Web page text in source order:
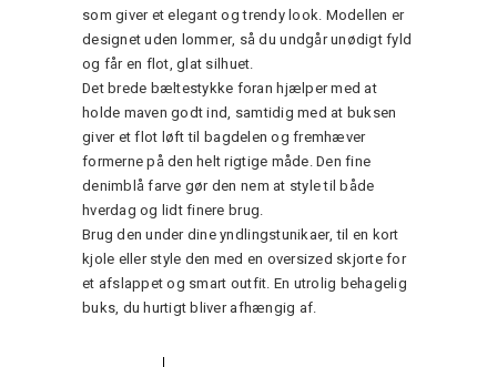
som giver et elegant og trendy look. Modellen er
designet uden lommer, så du undgår unødigt fyld
og får en flot, glat silhuet.
Det brede bæltestykke foran hjælper med at
holde maven godt ind, samtidig med at buksen
giver et flot løft til bagdelen og fremhæver
formerne på den helt rigtige måde. Den fine
denimblå farve gør den nem at style til både
hverdag og lidt finere brug.
Brug den under dine yndlingstunikaer, til en kort
kjole eller style den med en oversized skjorte for
et afslappet og smart outfit. En utrolig behagelig
buks, du hurtigt bliver afhængig af.